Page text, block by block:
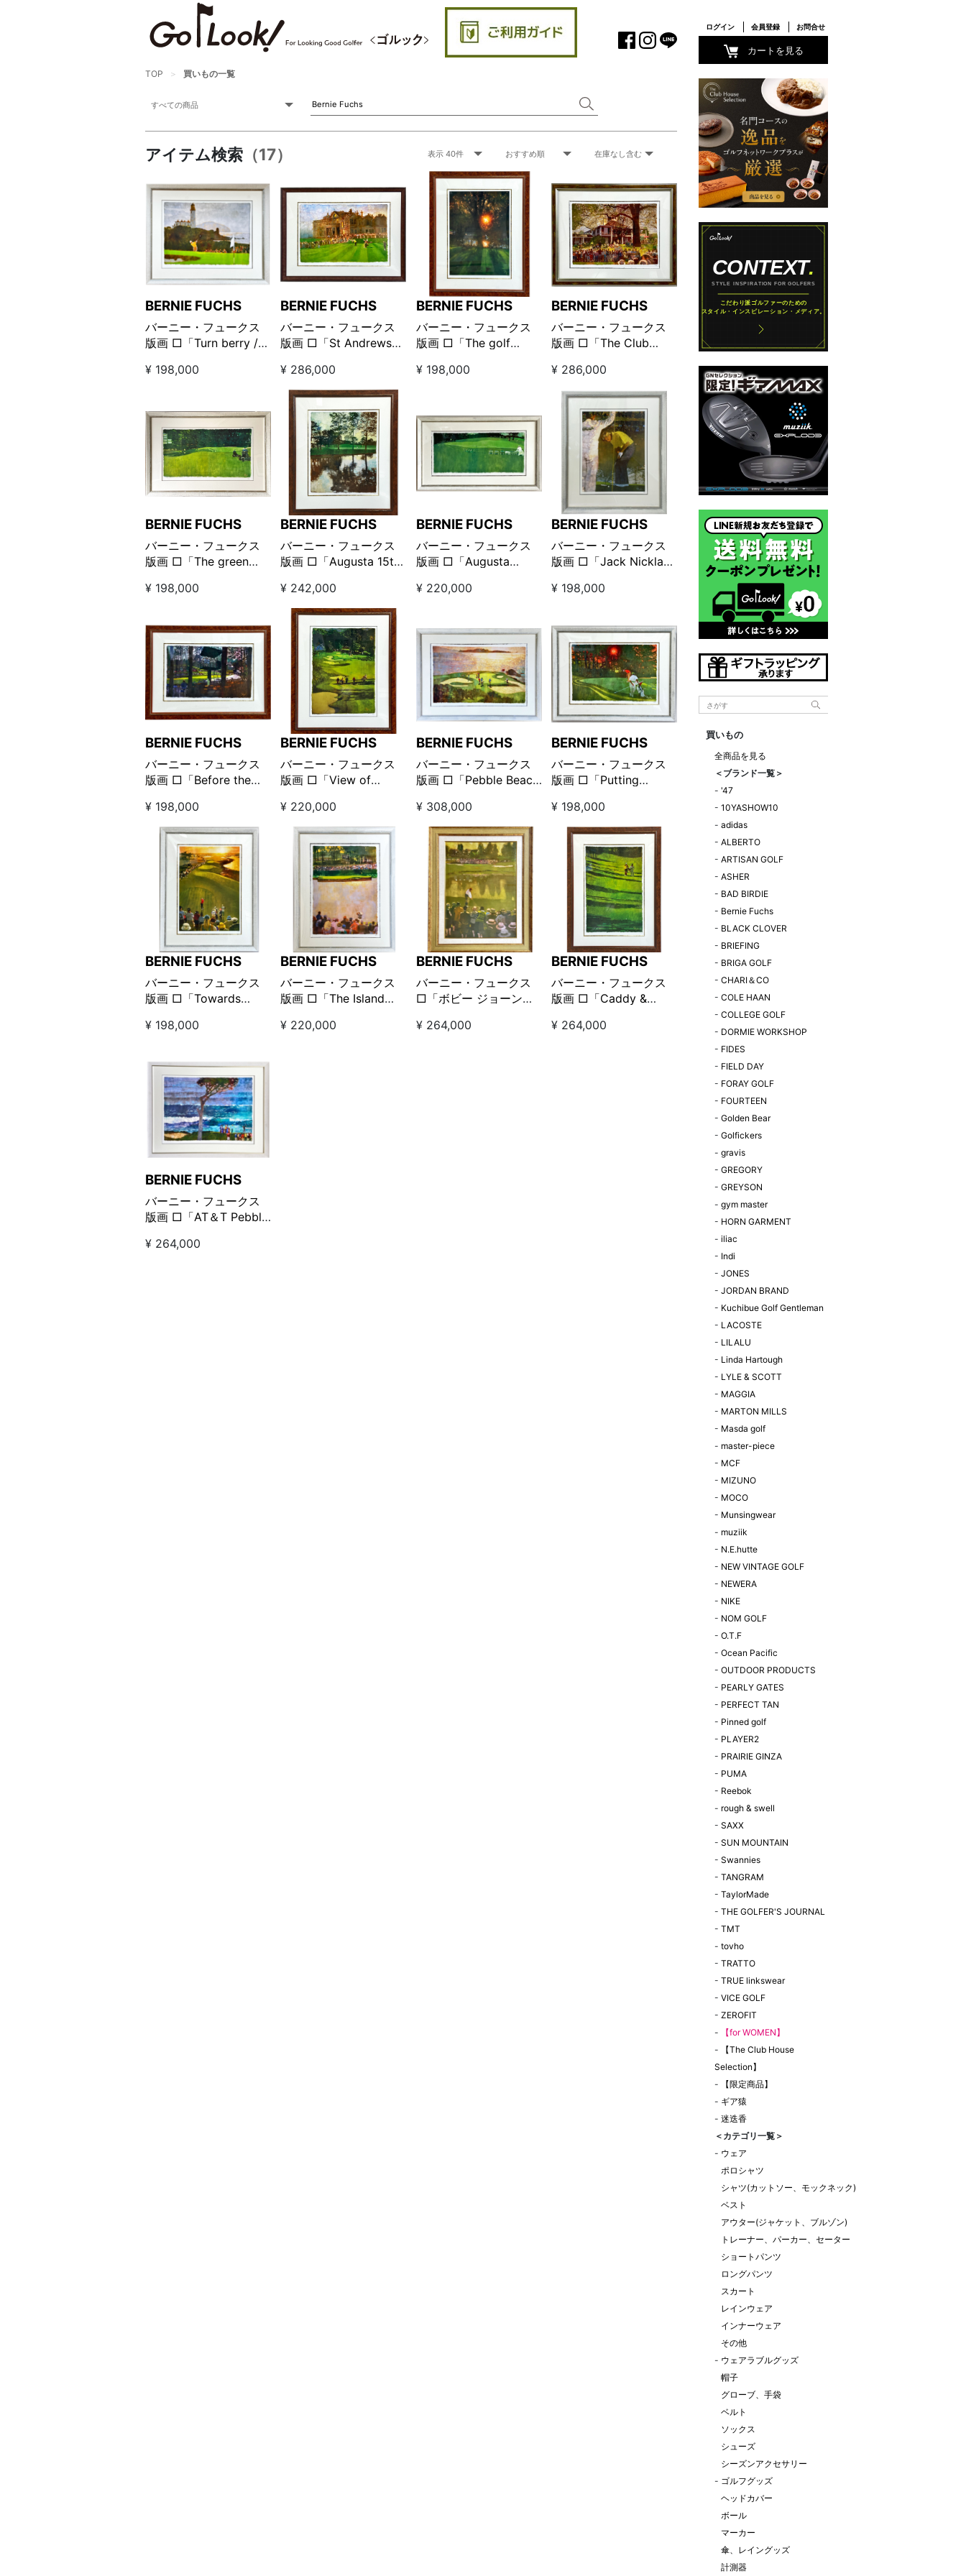
TOP 買いもの一覧
アイテム検索 （17）
BERNIE FUCHS
バーニー・フュークス
版画 □「Turn berry /
¥ 198,000
BERNIE FUCHS
バーニー・フュークス
版画 □「St Andrews
ス」
¥ 286,000
BERNIE FUCHS
バーニー・フュークス
版画 □「The golf
ド」
¥ 198,000
BERNIE FUCHS
バーニー・フュークス
版画 □「The Club
¥ 286,000
BERNIE FUCHS
バーニー・フュークス
版画 □「The green
hole グリーン クルー オ
¥ 198,000
BERNIE FUCHS
バーニー・フュークス
版画 □「Augusta 15th
ール」
¥ 242,000
BERNIE FUCHS
バーニー・フュークス
版画 □「Augusta
ェイティング」
¥ 220,000
BERNIE FUCHS
バーニー・フュークス
版画 □「Jack Nicklaus
ス」
¥ 198,000
BERNIE FUCHS
バーニー・フュークス
版画 □「Before the
hole ビフォー ジ アクシ
ョン -オーガスタ16番ホ
ール」
¥ 198,000
BERNIE FUCHS
バーニー・フュークス
版画 □「View of
ブ トーナメント」
¥ 220,000
BERNIE FUCHS
バーニー・フュークス
版画 □「Pebble Beach
ブルビーチ プロアマ7番
ホール」
¥ 308,000
BERNIE FUCHS
バーニー・フュークス
版画 □「Putting
プラクティス」
¥ 198,000
BERNIE FUCHS
バーニー・フュークス
版画 □「Towards
ット」
¥ 198,000
BERNIE FUCHS
バーニー・フュークス
版画 □「The Island
17th Hole アイランドグ
¥ 220,000
BERNIE FUCHS
バーニー・フュークス
□「ボビー ジョーンズ
¥ 264,000
BERNIE FUCHS
バーニー・フュークス
版画 □「Caddy &
ディ アンド プレイヤー
¥ 264,000
BERNIE FUCHS
バーニー・フュークス
版画 □「AT＆T Pebble
ブルビーチ 1991」
¥ 264,000
ログイン 会員登録 お問合せ
カートを見る
買いもの
全商品を見る
＜ブランド一覧＞
- '47
- 10YASHOW10
- adidas
- ALBERTO
- ARTISAN GOLF
- ASHER
- BAD BIRDIE
- Bernie Fuchs
- BLACK CLOVER
- BRIEFING
- BRIGA GOLF
- CHARI＆CO
- COLE HAAN
- COLLEGE GOLF
- DORMIE WORKSHOP
- FIDES
- FIELD DAY
- FORAY GOLF
- FOURTEEN
- Golden Bear
- Golfickers
- gravis
- GREGORY
- GREYSON
- gym master
- HORN GARMENT
- iliac
- Indi
- JONES
- JORDAN BRAND
- Kuchibue Golf Gentleman
- LACOSTE
- LILALU
- Linda Hartough
- LYLE & SCOTT
- MAGGIA
- MARTON MILLS
- Masda golf
- master-piece
- MCF
- MIZUNO
- MOCO
- Munsingwear
- muziik
- N.E.hutte
- NEW VINTAGE GOLF
- NEWERA
- NIKE
- NOM GOLF
- O.T.F
- Ocean Pacific
- OUTDOOR PRODUCTS
- PEARLY GATES
- PERFECT TAN
- Pinned golf
- PLAYER2
- PRAIRIE GINZA
- PUMA
- Reebok
- rough & swell
- SAXX
- SUN MOUNTAIN
- Swannies
- TANGRAM
- TaylorMade
- THE GOLFER'S JOURNAL
- TMT
- tovho
- TRATTO
- TRUE linkswear
- VICE GOLF
- ZEROFIT
-
【for WOMEN】
-
【The Club House
Selection】
-
【限定商品】
- ギア猿
- 迷迭香
＜カテゴリ一覧＞
- ウェア
ポロシャツ
シャツ(カットソー、モックネック)
ベスト
アウター(ジャケット、ブルゾン)
トレーナー、パーカー、セーター
ショートパンツ
ロングパンツ
スカート
レインウェア
インナーウェア
その他
- ウェアラブルグッズ
帽子
グローブ、手袋
ベルト
ソックス
シューズ
シーズンアクセサリー
- ゴルフグッズ
ヘッドカバー
ボール
マーカー
傘、レイングッズ
計測器